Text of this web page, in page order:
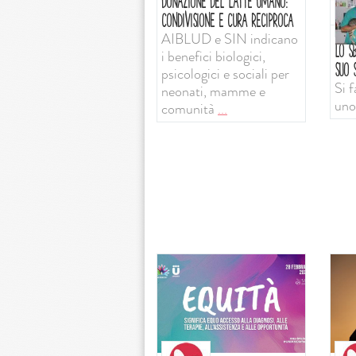
CONDIVISIONE E CURA RECIPROCA
AIBLUD e SIN indicano
i benefici biologici,
psicologici e sociali per
neonati, mamme e
comunità ...
LO
SUO
Si